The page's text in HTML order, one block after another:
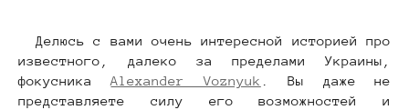
Делюсь с вами очень интересной историей про
известного, далеко за пределами Украины,
фокусникаAlexander Voznyuk
. Вы даже не
представляете силу его возможностей и